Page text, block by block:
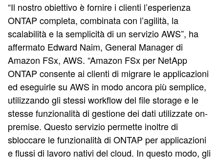
“Il nostro obiettivo è fornire i clienti l’esperienza
ONTAP completa, combinata con l’agilità, la
scalabilità e la semplicità di un servizio AWS”, ha
affermato Edward Naim, General Manager di
Amazon FSx, AWS. “Amazon FSx per NetApp
ONTAP consente ai clienti di migrare le applicazioni
ed eseguirle su AWS in modo ancora più semplice,
utilizzando gli stessi workflow del file storage e le
stesse funzionalità di gestione dei dati utilizzate on-
premise. Questo servizio permette inoltre di
sbloccare le funzionalità di ONTAP per applicazioni
e flussi di lavoro nativi del cloud. In questo modo, gli